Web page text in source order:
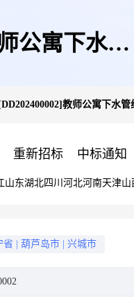
公寓下水管
[DD202400002]教师公寓下水
重新招标 中标通知
山东湖北四川 河北河南天津山
省 葫芦岛市 兴城市